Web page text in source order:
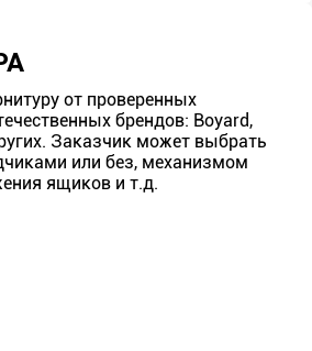
от проверенных
брендов: Boyard,
Заказчик может выбрать
или без, механизмом
ящиков и т.д.